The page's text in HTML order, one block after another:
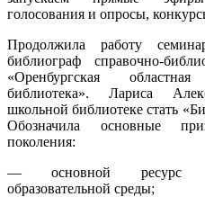
голосования и опросы,
Продолжила работу
библиограф справочно-
«Оренбургская
библиотека». Лариса
школьной библиотеке стать
Обозначила основные
поколения:
— основной ресурс
образовательной среды;